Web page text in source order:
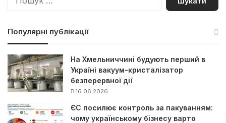
Популярні публікації
На Хмельниччині будують перший в
Україні вакуум-кристалізатор
безперервної дії
16.06.2026
ЄС посилює контроль за пакуванням:
чому українському бізнесу варто